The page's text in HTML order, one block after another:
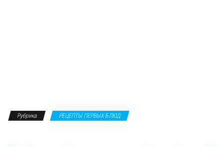
Рубрика РЕЦЕПТЫ ПЕРВЫХ БЛЮД